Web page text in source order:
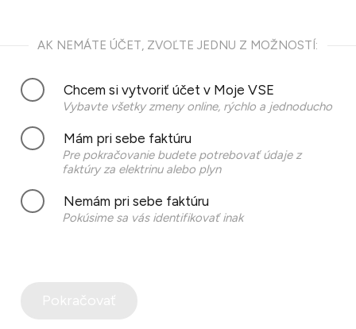
AK NEMÁTE ÚČET, ZVOĽTE JEDNU Z MOŽNOSTÍ:
Chcem si vytvoriť účet v Moje VSE
Vybavte všetky zmeny online, rýchlo a jednoducho
Mám pri sebe faktúru
Pre pokračovanie budete potrebovať údaje z
faktúry za elektrinu alebo plyn
Nemám pri sebe faktúru
Pokúsime sa vás identifikovať inak